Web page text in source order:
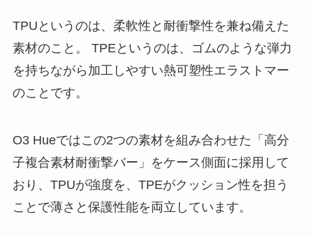
TPUというのは、柔軟性と耐衝撃性を兼ね備えた
素材のこと。 TPEというのは、ゴムのような弾力
を持ちながら加工しやすい熱可塑性エラストマー
のことです。
O3 Hueではこの2つの素材を組み合わせた「高分
子複合素材耐衝撃バー」をケース側面に採用して
おり、TPUが強度を、TPEがクッション性を担う
ことで薄さと保護性能を両立しています。